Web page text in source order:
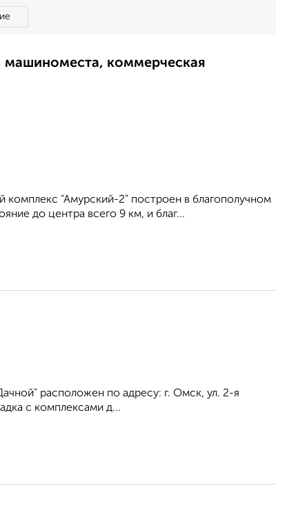
коммерческая
"Амурский-2" построен в благополучном
до центра всего 9 км, и благ...
расположен по адресу: г. Омск, ул. 2-я
с комплексами д...